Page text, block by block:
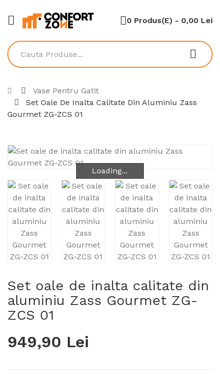
0 Produs(e) - 0,00 Lei
Vase Pentru Gatit
Set Oale De Inalta Calitate Din Aluminiu Zass
Gourmet ZG-ZCS 01
Loading...
Loading...
Set oale de inalta calitate din
aluminiu Zass Gourmet ZG-
ZCS 01
949,90 Lei